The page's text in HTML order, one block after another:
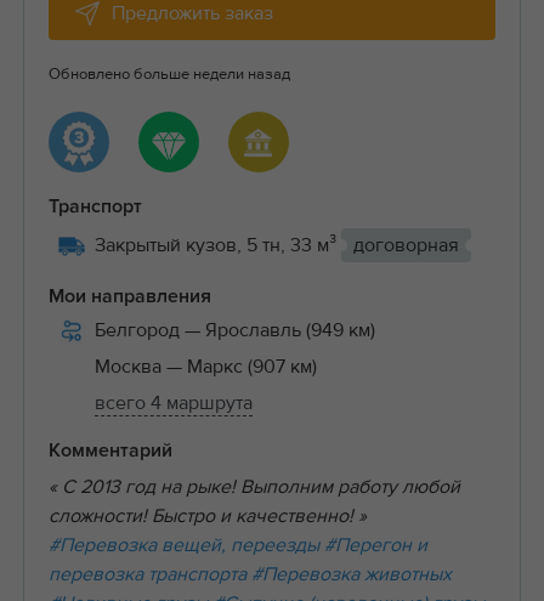
Предложить заказ
Обновлено больше недели назад
Транспорт
Закрытый кузов, 5 тн, 33 м³ договорная
Мои направления
Белгород — Ярославль (949 км)
Москва — Маркс (907 км)
всего 4 маршрута
Комментарий
« C 2013 год на рыке! Выполним работу любой
сложности! Быстро и качественно! »
#Перевозка вещей, переезды #Перегон и
перевозка транспорта #Перевозка животных